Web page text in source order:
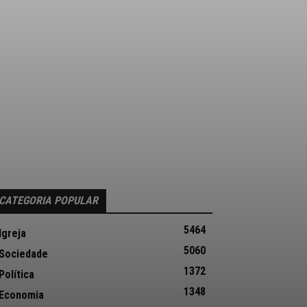
CATEGORIA POPULAR
Igreja
5464
Sociedade
5060
Política
1372
Economia
1348